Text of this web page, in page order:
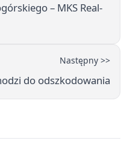
– MKS Real-
Następny >>
do odszkodowania